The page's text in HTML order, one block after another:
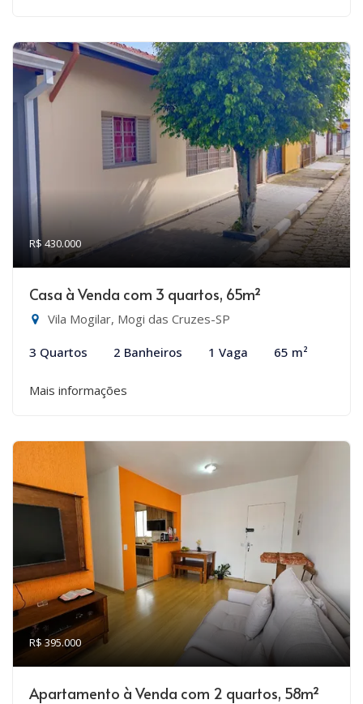
R$ 430.000
Casa à Venda com 3 quartos, 65m²
Vila Mogilar, Mogi das Cruzes-SP
3 Quartos 2 Banheiros 1 Vaga 65 m²
Mais informações
R$ 395.000
Apartamento à Venda com 2 quartos, 58m²